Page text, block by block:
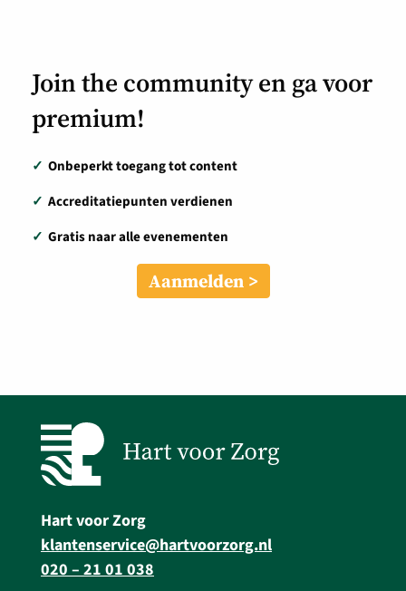
Join the community en ga voor
premium!
✓ Onbeperkt toegang tot content
✓ Accreditatiepunten verdienen
✓ Gratis naar alle evenementen
Aanmelden
Hart voor Zorg
klantenservice@hartvoorzorg.nl
020 – 21 01 038